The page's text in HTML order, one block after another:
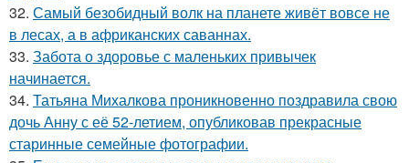
32. Самый безобидный волк на планете живёт вовсе не
в лесах, а в африканских саваннах.
33. Забота о здоровье с маленьких привычек
начинается.
34. Татьяна Михалкова проникновенно поздравила свою
дочь Анну с её 52-летием, опубликовав прекрасные
старинные семейные фотографии.